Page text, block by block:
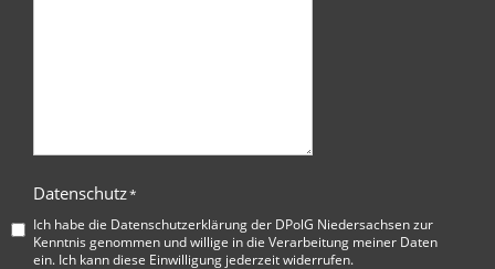
Datenschutz*
Ich habe die Datenschutzerklärung der DPolG Niedersachsenzur
Kenntnis genommen und willige in die Verarbeitung meiner Daten
ein. Ich kann diese Einwilligung jederzeit widerrufen.